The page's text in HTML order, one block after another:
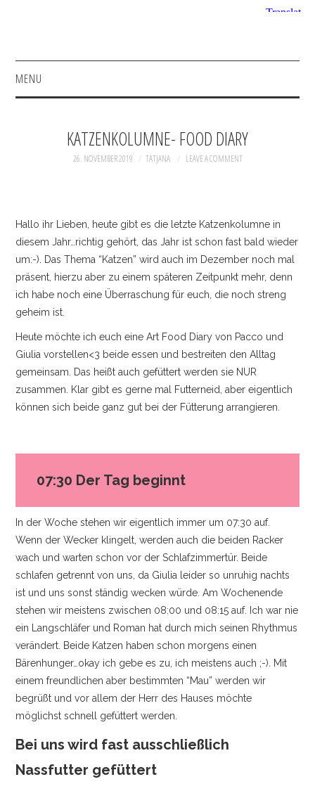
MENU
FASHION
SHOP
INSTAGRAM
FACEBOOK
KONTAKT
IMPRESSUM
KATZENKOLUMNE- FOOD DIARY
26. NOVEMBER 2019 TATJANA LEAVE A COMMENT
Hallo ihr Lieben, heute gibt es die letzte Katzenkolumne in
diesem Jahr…richtig gehört, das Jahr ist schon fast bald wieder
um:-). Das Thema “Katzen” wird auch im Dezember noch mal
präsent, hierzu aber zu einem späteren Zeitpunkt mehr, denn
ich habe noch eine Überraschung für euch, die noch streng
geheim ist.
Heute möchte ich euch eine Art Food Diary von Pacco und
Giulia vorstellen<3 beide essen und bestreiten den Alltag
gemeinsam. Das heißt auch gefüttert werden sie NUR
zusammen. Klar gibt es gerne mal Futterneid, aber eigentlich
können sich beide ganz gut bei der Fütterung arrangieren.
07:30 Der Tag beginnt
In der Woche stehen wir eigentlich immer um 07:30 auf.
Wenn der Wecker klingelt, werden auch die beiden Racker
wach und warten schon vor der Schlafzimmertür. Beide
schlafen getrennt von uns, da Giulia leider so unruhig nachts
ist und uns sonst ständig wecken würde. Am Wochenende
stehen wir meistens zwischen 08:00 und 08:15 auf. Ich war nie
ein Langschläfer und Roman hat durch mich seinen Rhythmus
verändert. Beide Katzen haben schon morgens einen
Bärenhunger…okay ich gebe es zu, ich meistens auch ;-). Mit
einem freundlichen aber bestimmten “Mau” werden wir
begrüßt und vor allem der Herr des Hauses möchte
möglichst schnell gefüttert werden.
Bei uns wird fast ausschließlich
Nassfutter gefüttert